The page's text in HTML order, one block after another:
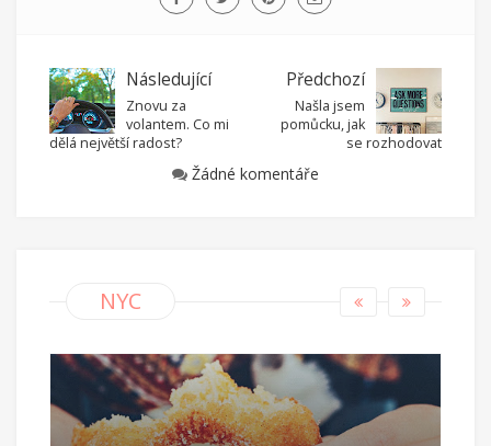
Následující
Znovu za
volantem. Co mi
dělá největší radost?
Předchozí
Našla jsem
pomůcku, jak
se rozhodovat
Žádné komentáře
NYC